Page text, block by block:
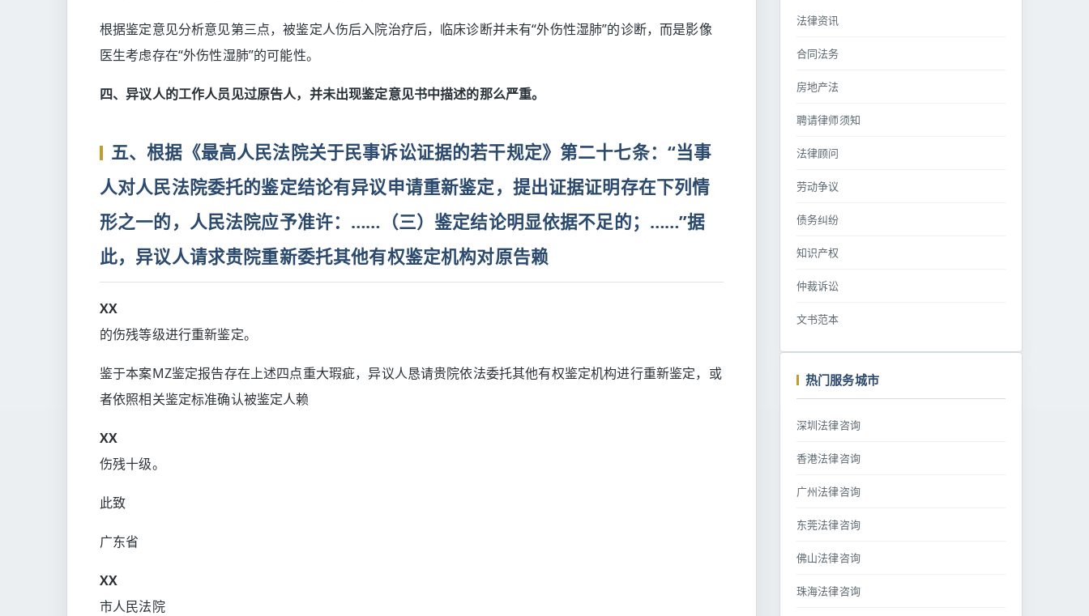
根据鉴定意见分析意见第三点，被鉴定人伤后入院治疗后，临床诊断并未有“外伤性湿肺”的诊断，而是影像
医生考虑存在“外伤性湿肺”的可能性。
四、异议人的工作人员见过原告人，并未出现鉴定意见书中描述的那么严重。
五、根据《最高人民法院关于民事诉讼证据的若干规定》第二十七条：“当事
人对人民法院委托的鉴定结论有异议申请重新鉴定，提出证据证明存在下列情
形之一的，人民法院应予准许：……（三）鉴定结论明显依据不足的；……”据
此，异议人请求贵院重新委托其他有权鉴定机构对原告赖
XX
的伤残等级进行重新鉴定。
鉴于本案MZ鉴定报告存在上述四点重大瑕疵，异议人恳请贵院依法委托其他有权鉴定机构进行重新鉴定，或
者依照相关鉴定标准确认被鉴定人赖
XX
伤残十级。
此致
广东省
XX
市人民法院
法律资讯
合同法务
房地产法
聘请律师须知
法律顾问
劳动争议
债务纠纷
知识产权
仲裁诉讼
文书范本
热门服务城市
深圳法律咨询
香港法律咨询
广州法律咨询
东莞法律咨询
佛山法律咨询
珠海法律咨询